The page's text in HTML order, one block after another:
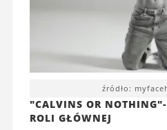
źródło:
"CALVINS OR NOTHING"-
ROLI GŁÓWNEJ